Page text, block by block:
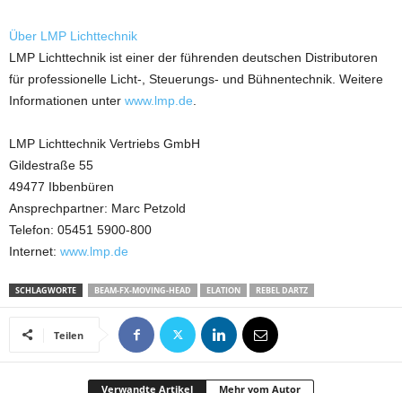
Über LMP Lichttechnik
LMP Lichttechnik ist einer der führenden deutschen Distributoren
für professionelle Licht-, Steuerungs- und Bühnentechnik. Weitere
Informationen unter www.lmp.de
LMP Lichttechnik Vertriebs GmbH
Gildestraße 55
49477 Ibbenbüren
Ansprechpartner: Marc Petzold
Telefon: 05451 5900-800
Internet: www.lmp.de
SCHLAGWORTE BEAM-FX-MOVING-HEAD ELATION REBEL DARTZ
Teilen
Verwandte Artikel Mehr vom Autor